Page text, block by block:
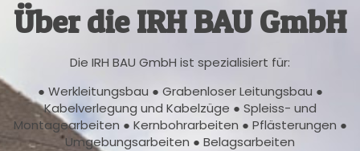
Über die IRH BAU GmbH
Die IRH BAU GmbH ist spezialisiert für:
● Werkleitungsbau ● Grabenloser Leitungsbau ●
Kabelverlegung und Kabelzüge ● Spleiss- und
Montagearbeiten ● Kernbohrarbeiten ● Pflästerungen ●
Umgebungsarbeiten ● Belagsarbeiten